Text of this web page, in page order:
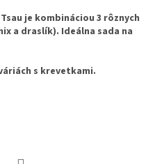
je kombináciou 3 rôznych
a draslík). Ideálna sada na
s krevetkami.